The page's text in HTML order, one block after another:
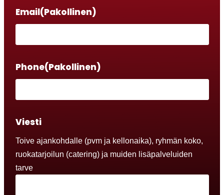
Email(Pakollinen)
Phone(Pakollinen)
Viesti
Toive ajankohdalle (pvm ja kellonaika), ryhmän koko,
ruokatarjoilun (catering) ja muiden lisäpalveluiden
tarve